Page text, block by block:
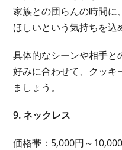
家族との団らんの時間
ほしいという気持ちを込
具体的なシーンや相手
好みに合わせて、クッ
ましょう。
9. ネックレス
価格帯：5,000円～